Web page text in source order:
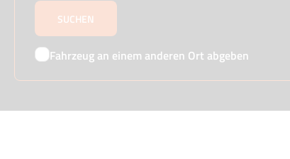
Fahrzeug an einem anderen Ort abgeben